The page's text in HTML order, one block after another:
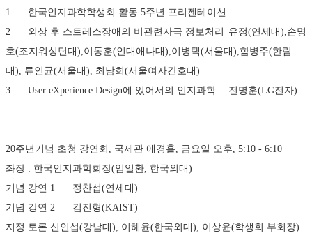
2	외상 후 스트레스장애의 비관련자극 정보처리	유정(연세대),손명
호(조지워싱턴대),이동훈(인대애나대),이병택(서울대),함병주(한림
대), 류인균(서울대), 최남희(서울여자간호대)
3	User eXperience Design에 있어서의 인지과학	전명훈(LG전자)
20주년기념 초청 강연회, 국제관 애경홀, 금요일 오후, 5:10 - 6:10
좌장 : 한국인지과학회장(임일환, 한국외대)
기념 강연 1	정찬섭(연세대)
기념 강연 2	김진형(KAIST)
지정 토론	신인섭(강남대), 이해윤(한국외대), 이상윤(학생회 부회장)